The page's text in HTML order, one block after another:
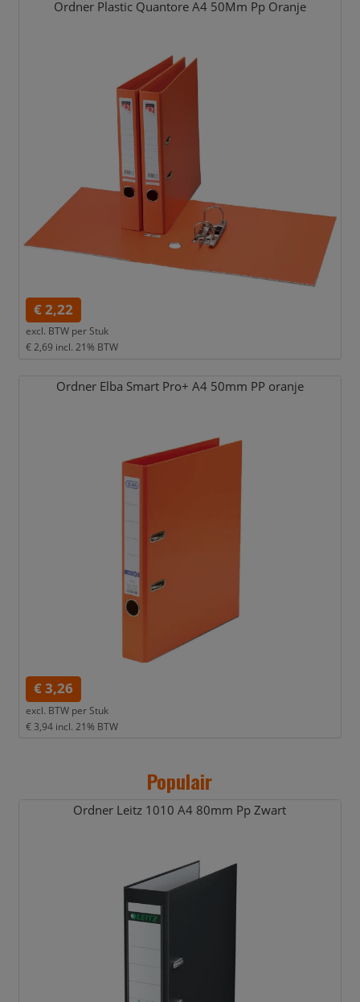
Ordner Plastic Quantore A4 50Mm Pp Oranje
€ 2,22
excl. BTW per Stuk
€ 2,69 incl. 21% BTW
Ordner Elba Smart Pro+ A4 50mm PP oranje
€ 3,26
excl. BTW per Stuk
€ 3,94 incl. 21% BTW
Populair
Ordner Leitz 1010 A4 80mm Pp Zwart